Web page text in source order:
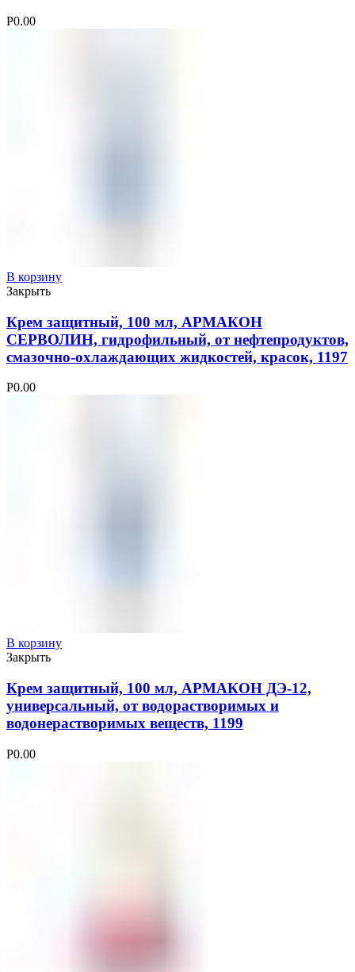
Р0.00
В корзину
Закрыть
Крем защитный, 100 мл, АРМАКОН
СЕРВОЛИН, гидрофильный, от нефтепродуктов,
смазочно-охлаждающих жидкостей, красок, 1197
Р0.00
В корзину
Закрыть
Крем защитный, 100 мл, АРМАКОН ДЭ-12,
универсальный, от водорастворимых и
водонерастворимых веществ, 1199
Р0.00